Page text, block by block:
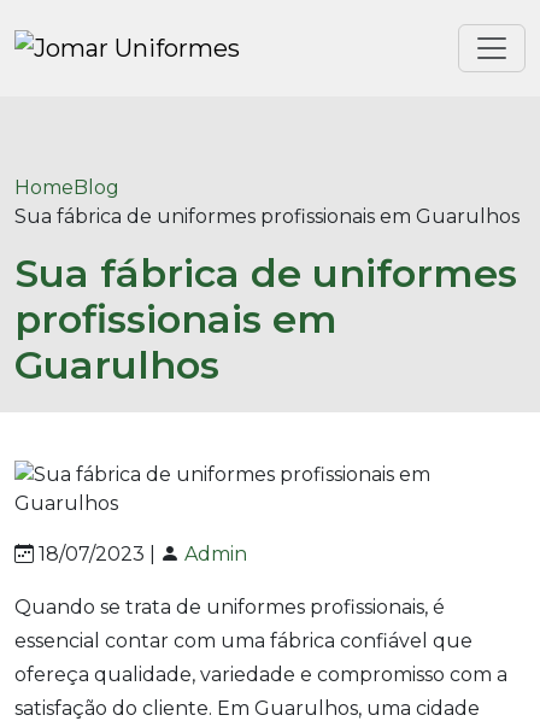
HomeBlog
Sua fábrica de uniformes profissionais em Guarulhos
Sua fábrica de uniformes
profissionais em
Guarulhos
18/07/2023 | Admin
Quando se trata de uniformes profissionais, é
essencial contar com uma fábrica confiável que
ofereça qualidade, variedade e compromisso com a
satisfação do cliente. Em Guarulhos, uma cidade